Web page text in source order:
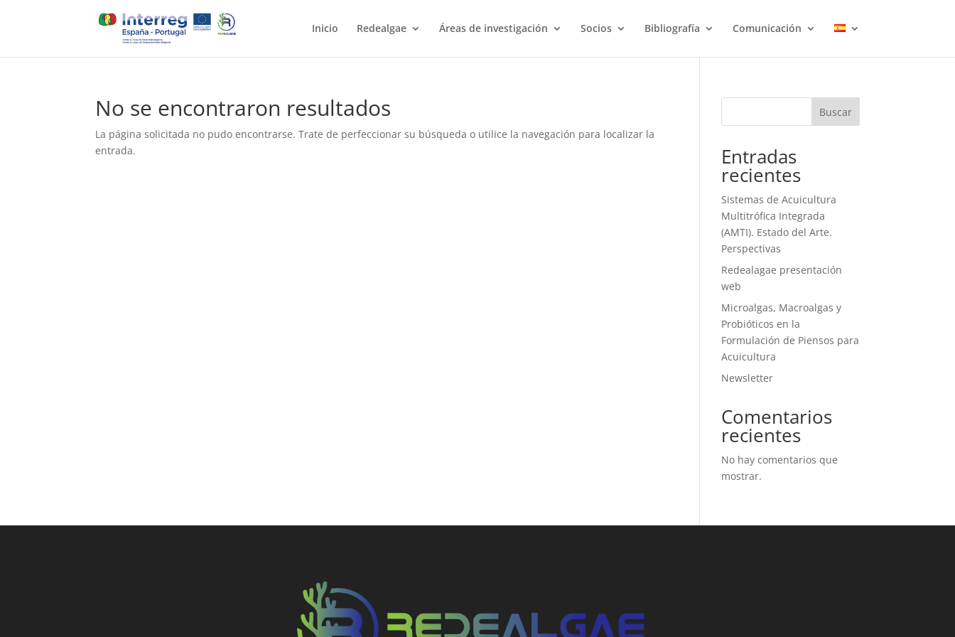
Inicio Redealgae Áreas de investigación Socios Bibliografía Comunicación
No se encontraron resultados
La página solicitada no pudo encontrarse. Trate de perfeccionar su búsqueda o utilice la navegación para localizar la
entrada.
Buscar
Entradas
recientes
Sistemas de Acuicultura
Multitrófica Integrada
(AMTI). Estado del Arte.
Perspectivas
Redealagae presentación
web
Microalgas, Macroalgas y
Probióticos en la
Formulación de Piensos para
Acuicultura
Newsletter
Comentarios
recientes
No hay comentarios que
mostrar.